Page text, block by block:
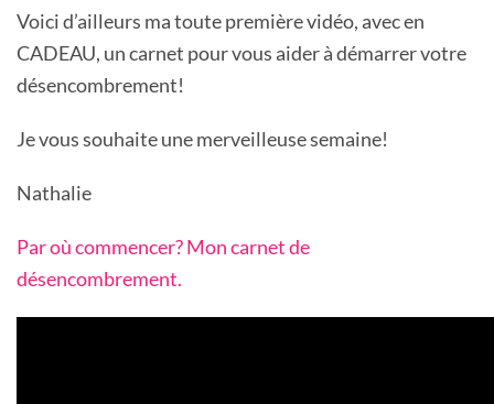
Voici d’ailleurs ma toute première vidéo, avec en
CADEAU, un carnet pour vous aider à démarrer votre
désencombrement!
Je vous souhaite une merveilleuse semaine!
Nathalie
Par où commencer? Mon carnet de
désencombrement.